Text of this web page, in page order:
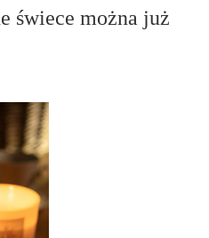
świece można już